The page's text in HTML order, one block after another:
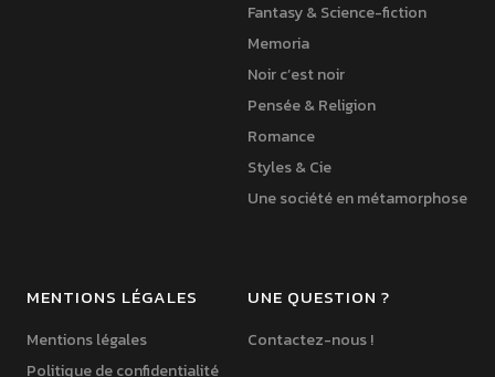
Fantasy & Science-fiction
Memoria
Noir c’est noir
Pensée & Religion
Romance
Styles & Cie
Une société en métamorphose
MENTIONS LÉGALES
Mentions légales
Politique de confidentialité
UNE QUESTION ?
Contactez-nous !